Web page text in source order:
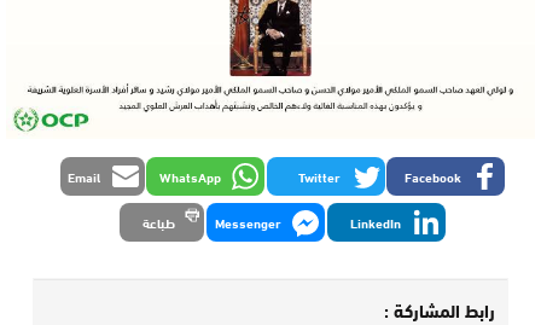
Facebook
Twitter
WhatsApp
Email
LinkedIn
Messenger طباعة
رابط المشاركة :